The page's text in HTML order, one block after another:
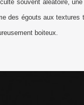
souvent aléatoire,
des égouts aux
boiteux.